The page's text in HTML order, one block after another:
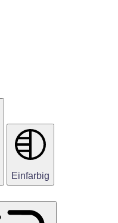
Einfarbig